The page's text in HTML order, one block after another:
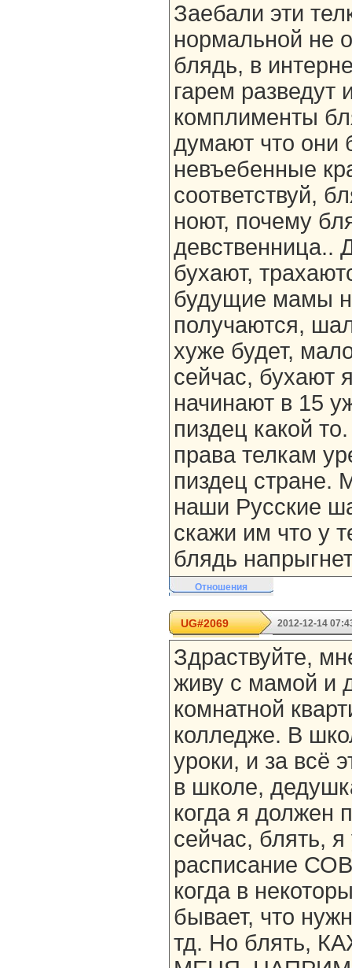
Заебали эти
нормальной не
блядь, в
гарем разведут
комплименты
думают что они
невъебенные
соответствуй,
ноют, почему
девственница..
бухают,
будущие мамы
получаются,
хуже будет,
сейчас, бухают
начинают в 15
пиздец какой
права телкам
пиздец стране.
наши Русские
скажи им что у
блядь
Отношения
UG#2069 2012-12-14
Здраствуйте,
живу с мамой и
комнатной
колледже. В
уроки, и за всё
в школе,
когда я должен
сейчас, блять,
расписание
когда в
бывает, что
тд. Но блять,